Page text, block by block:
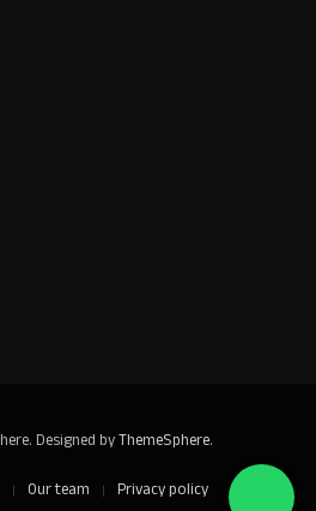
Designed byThemeSphere.
Our team Privacy policy